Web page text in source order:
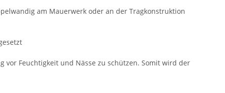
am Mauerwerk oder an der Tragkonstruktion
Feuchtigkeit und Nässe zu schützen. Somit wird der